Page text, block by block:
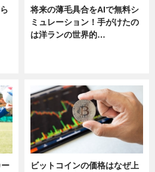
将来の薄毛具合をAIで無料シ
ミュレーション！手がけたの
は洋ランの世界的…
ビットコインの価格はなぜ上